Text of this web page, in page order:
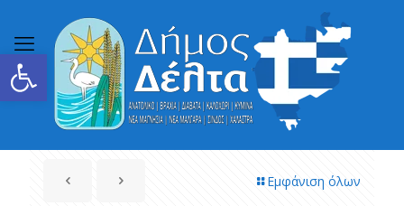
Ανοίξτε τη γραμμή εργαλείων
Εμφάνιση όλων